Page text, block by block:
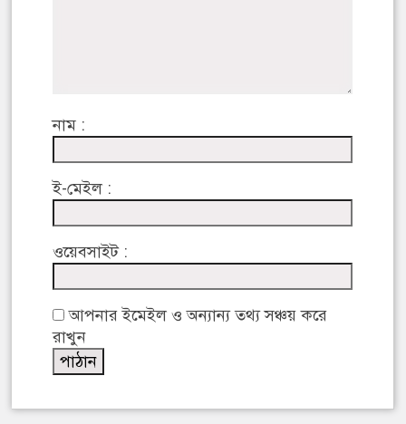
নাম :
ই-মেইল :
ওয়েবসাইট :
আপনার ইমেইল ও অন্যান্য তথ্য সঞ্চয় করে
রাখুন